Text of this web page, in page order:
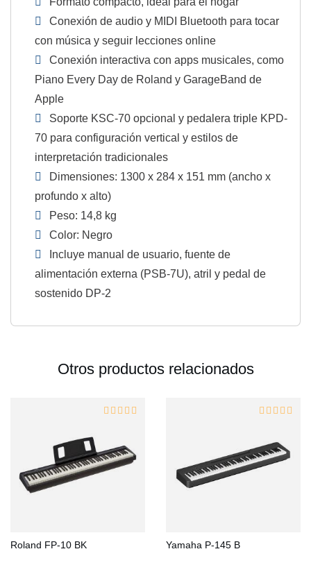
Conexión de audio y MIDI Bluetooth para tocar
con música y seguir lecciones online
Conexión interactiva con apps musicales, como
Piano Every Day de Roland y GarageBand de
Apple
Soporte KSC-70 opcional y pedalera triple KPD-
70 para configuración vertical y estilos de
interpretación tradicionales
Dimensiones: 1300 x 284 x 151 mm (ancho x
profundo x alto)
Peso: 14,8 kg
Color: Negro
Incluye manual de usuario, fuente de
alimentación externa (PSB-7U), atril y pedal de
sostenido DP-2
Otros productos relacionados
Roland FP-10 BK Yamaha P-145 B